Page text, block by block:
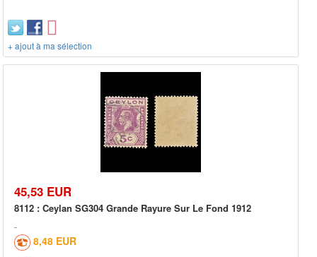
+ ajout à ma sélection
45,53 EUR
8112 : Ceylan SG304 Grande Rayure Sur Le Fond 1912
8,48 EUR